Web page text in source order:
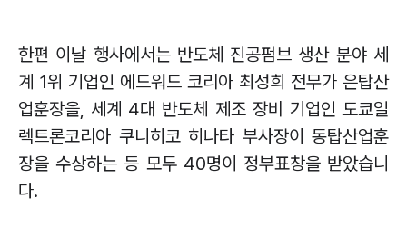
한편 이날 행사에서는 반도체 진공펌브 생산 분야 세
계 1위 기업인 에드워드 코리아 최성희 전무가 은탑산
업훈장을, 세계 4대 반도체 제조 장비 기업인 도쿄일
렉트론코리아 쿠니히코 히나타 부사장이 동탑산업훈
장을 수상하는 등 모두 40명이 정부표창을 받았습니
다.